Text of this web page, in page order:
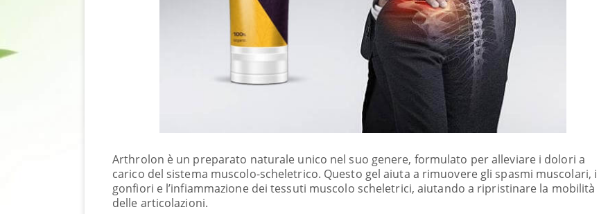
Arthrolon è un preparato naturale unico nel suo genere, formulato per alleviare i dolori a
carico del sistema muscolo-scheletrico. Questo gel aiuta a rimuovere gli spasmi muscolari, i
gonfiori e l’infiammazione dei tessuti muscolo scheletrici, aiutando a ripristinare la mobilità
delle articolazioni.